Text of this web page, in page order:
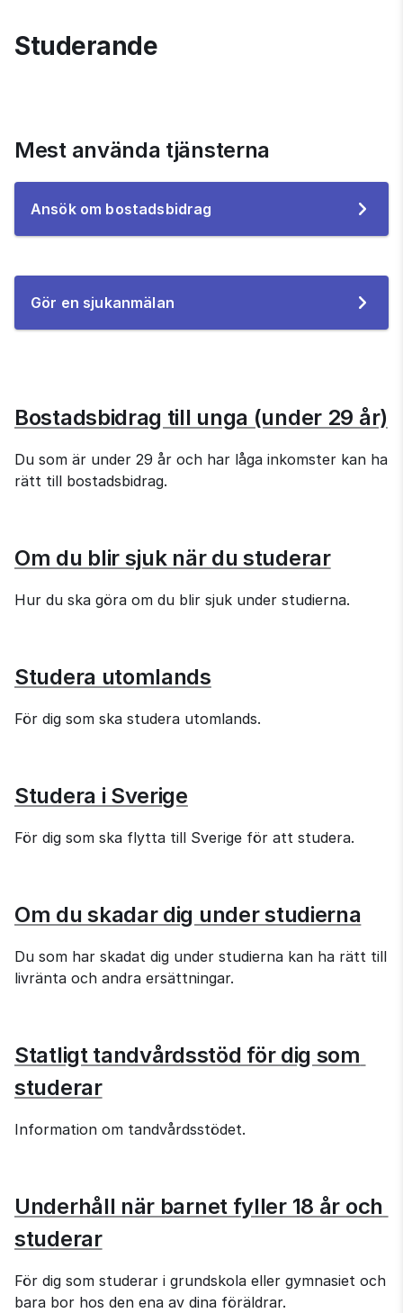
Studerande
Mest använda tjänsterna
Ansök om bostadsbidrag
Gör en sjukanmälanTill
Bostadsbidrag till unga (under 29 år)
Du som är under 29 år och har låga inkomster kan ha
rätt till bostadsbidrag.
Om du blir sjuk när du studerar
Hur du ska göra om du blir sjuk under studierna.
Studera utomlands
För dig som ska studera utomlands.
Studera i Sverige
För dig som ska flytta till Sverige för att studera.
Om du skadar dig under studierna
Du som har skadat dig under studierna kan ha rätt till
livränta och andra ersättningar.
Statligt tandvårdsstöd för dig som
studerar
Information om tandvårdsstödet.
Underhåll när barnet fyller 18 år och
studerar
För dig som studerar i grundskola eller gymnasiet och
bara bor hos den ena av dina föräldrar.